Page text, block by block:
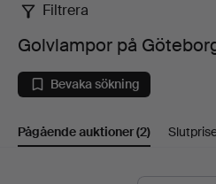
Golvlampor
på
Göteborgs
Auktionsverk
Filtrera
Golvlampor på
Bevaka sökning
Pågående auktioner(2)